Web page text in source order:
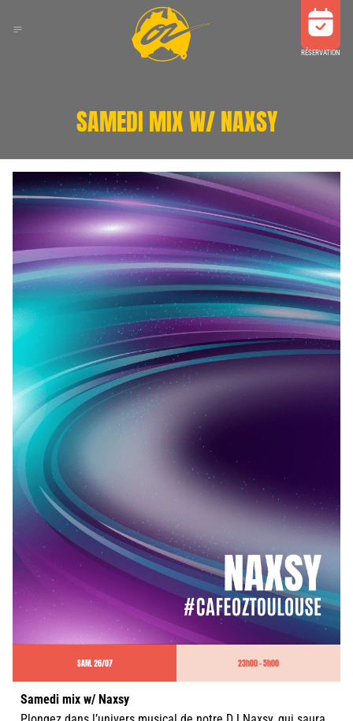
RÉSERVATION
SAMEDI MIX W/ NAXSY
SAM. 26/07 23h00 - 5h00
Samedi mix w/ Naxsy